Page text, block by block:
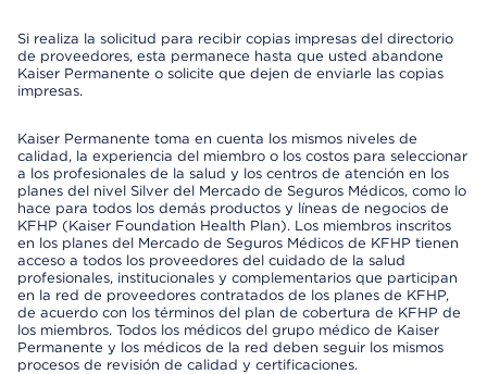
Si realiza la solicitud para recibir copias impresas del directorio
de proveedores, esta permanece hasta que usted abandone
Kaiser Permanente o solicite que dejen de enviarle las copias
impresas.
Kaiser Permanente toma en cuenta los mismos niveles de
calidad, la experiencia del miembro o los costos para seleccionar
a los profesionales de la salud y los centros de atención en los
planes del nivel Silver del Mercado de Seguros Médicos, como lo
hace para todos los demás productos y líneas de negocios de
KFHP (Kaiser Foundation Health Plan). Los miembros inscritos
en los planes del Mercado de Seguros Médicos de KFHP tienen
acceso a todos los proveedores del cuidado de la salud
profesionales, institucionales y complementarios que participan
en la red de proveedores contratados de los planes de KFHP,
de acuerdo con los términos del plan de cobertura de KFHP de
los miembros. Todos los médicos del grupo médico de Kaiser
Permanente y los médicos de la red deben seguir los mismos
procesos de revisión de calidad y certificaciones.